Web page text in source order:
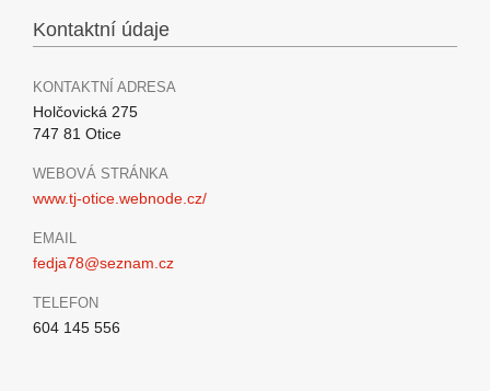
Kontaktní údaje
KONTAKTNÍ ADRESA
Holčovická 275
747 81 Otice
WEBOVÁ STRÁNKA
www.tj-otice.webnode.cz/
EMAIL
fedja78@seznam.cz
TELEFON
604 145 556